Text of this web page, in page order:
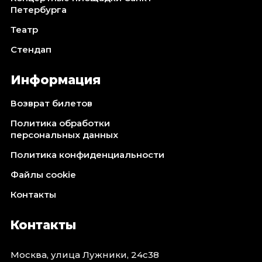
Ноябрь 2026
Спорт
Сентябрь 2026
События
Август 2026
Сентябрь 2026
Декабрь 2026
Площадки
Петербурга
Театр
Стендап
Информация
Возврат билетов
Политика обработки
персональных данных
Политика конфиденциальности
Файлы cookie
Контакты
Контакты
Москва, улица Лужники, 24с38